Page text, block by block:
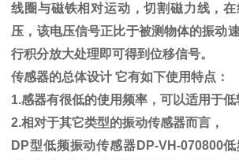
线圈与磁铁相对运动，切割磁力线，
压，该电压信号正比于被测物体的振动
行积分放大处理即可得到位移信号。
传感器的总体设计 它有如下使用特点：
1.感器有很低的使用频率，可以适用于低
2.相对于其它类型的振动传感器而言，
DP型低频振动传感器DP-VH-070800